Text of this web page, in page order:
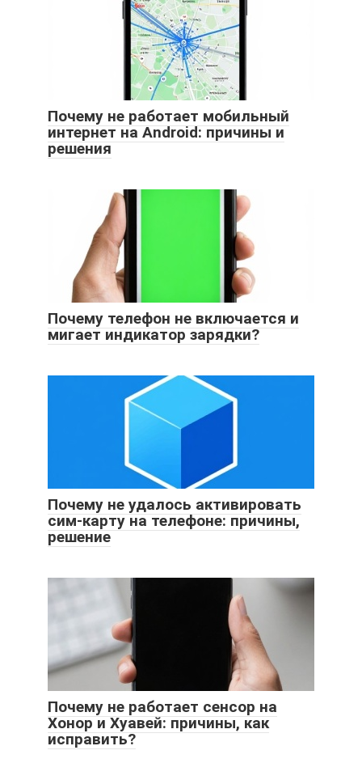
Почему не работает мобильный
интернет на Android: причины и
решения
Почему телефон не включается и
мигает индикатор зарядки?
Почему не удалось активировать
сим-карту на телефоне: причины,
решение
Почему не работает сенсор на
Хонор и Хуавей: причины, как
исправить?